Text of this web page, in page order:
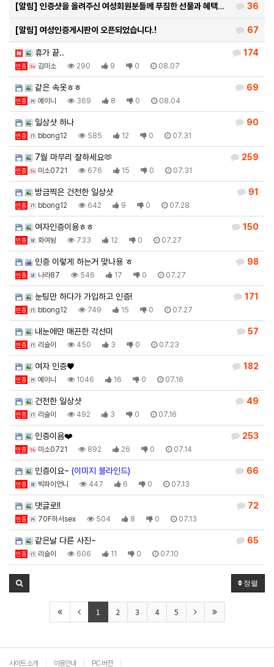
36
[알림] 인증샷을 올려주신 여성회원분들께 푸짐한 선물과 혜택을 …
67
[알림] 여성인증게시판이 오픈되었습니다.!
174
휴가 끝..
인증 김미소 290 9 0 08.07
69
같은 속옷ㅎㅎ
인증 예이니 369 8 0 08.04
90
일상샷 하나
인증 bbong12 585 12 0 07.31
259
7월 마무리 잘하세요🫶
인증 미소0721 676 15 0 07.31
91
방금찍은 건전한 일상샷
인증 bbong12 642 9 0 07.28
150
여자인증이용ㅎㅎ
인증 화여뉭 733 12 0 07.27
98
인증 이렇게 하는거 맞나용 ㅎ
인증 나라87 546 17 0 07.27
171
눈팅만 하다가 가입하고 인증!
인증 bbong12 749 15 0 07.27
57
내눈에만 매끈한 각선미
인증 리슬이 450 3 0 07.23
182
여자 인증♥
인증 예이니 1046 16 0 07.16
49
건전한 일상샷
인증 리슬이 492 3 0 07.16
253
인증이욤❤️
인증 미소0721 892 26 0 07.14
66
인증이요~ (이미지 블라인드)
인증 빅파이언니 447 6 0 07.13
72
댓글로!!
인증 70F하서sex 504 8 0 07.13
65
같은날 다른 사진~
인증 리슬이 606 11 0 07.10
정렬
1 2 3 4 5
사이트 소개 이용안내 PC 버전